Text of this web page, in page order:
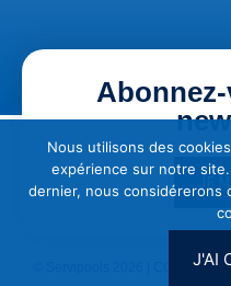
JE
CGU & Vie
Nous utilisons des
expérience sur notre
dernier, nous considérerons
J'AI